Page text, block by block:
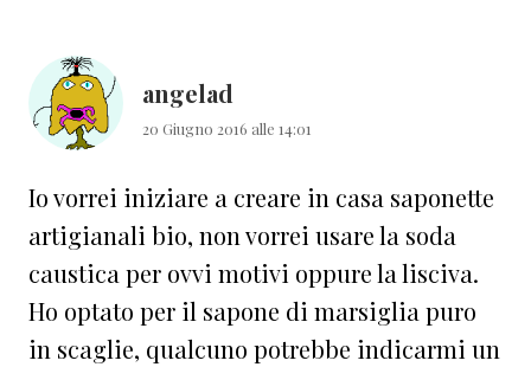
angelad
20 Giugno 2016 alle 14:01
Io vorrei iniziare a creare in casa saponette
artigianali bio, non vorrei usare la soda
caustica per ovvi motivi oppure la lisciva.
Ho optato per il sapone di marsiglia puro
in scaglie, qualcuno potrebbe indicarmi un